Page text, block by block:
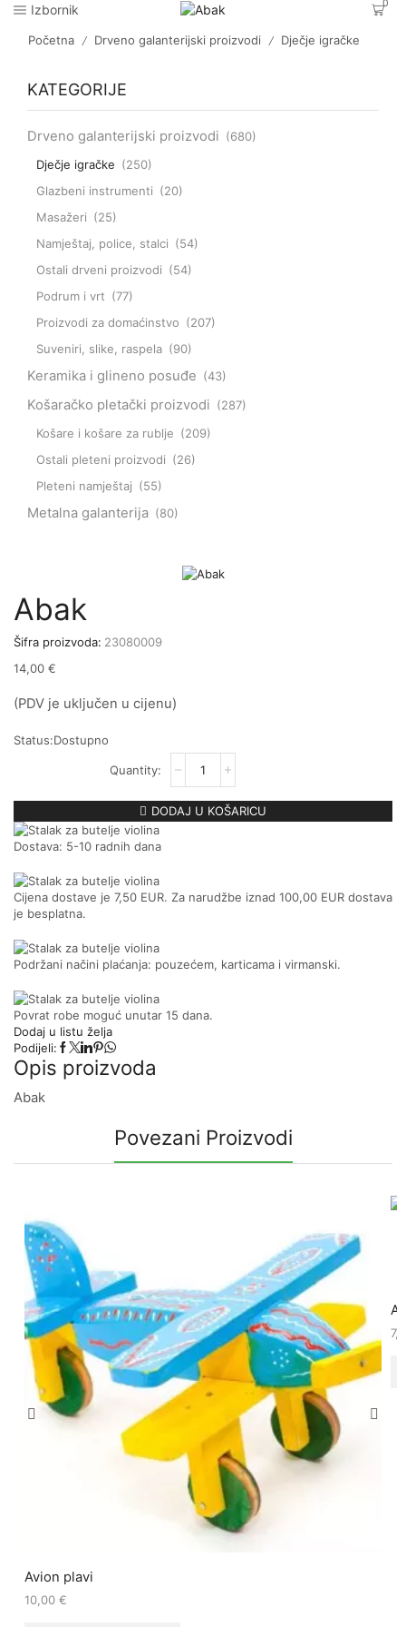
Izbornik 0
Početna / Drveno galanterijski proizvodi / Dječje igračke
KATEGORIJE
Drveno galanterijski proizvodi (680)
Dječje igračke (250)
Glazbeni instrumenti (20)
Masažeri (25)
Namještaj, police, stalci (54)
Ostali drveni proizvodi (54)
Podrum i vrt (77)
Proizvodi za domaćinstvo (207)
Suveniri, slike, raspela (90)
Keramika i glineno posuđe (43)
Košaračko pletački proizvodi (287)
Košare i košare za rublje (209)
Ostali pleteni proizvodi (26)
Pleteni namještaj (55)
Metalna galanterija (80)
Abak
Šifra proizvoda: 23080009
14,00 €
(PDV je uključen u cijenu)
Status:Dostupno
DODAJ U KOŠARICU
Dostava: 5-10 radnih dana
Cijena dostave je 7,50 EUR. Za narudžbe iznad 100,00 EUR dostava
je besplatna.
Podržani načini plaćanja: pouzećem, karticama i virmanski.
Povrat robe moguć unutar 15 dana.
Dodaj u listu želja
Podijeli:
Opis proizvoda
Abak
Povezani Proizvodi
Avion plavi
10,00 €